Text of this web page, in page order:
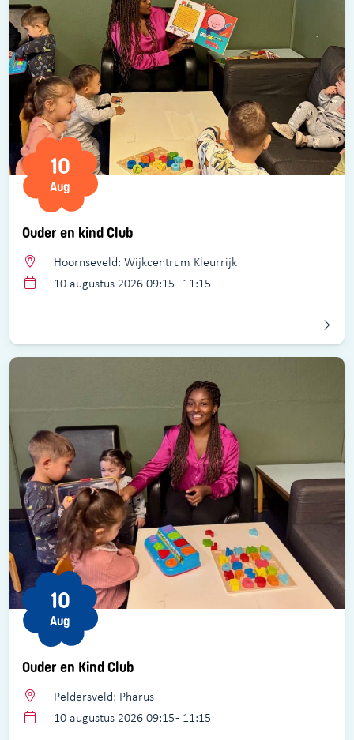
Ouder en kind Club
10
Aug
Hoornseveld: Wijkcentrum Kleurrijk
10 augustus 2026 09:15 - 11:15
Ouder en Kind Club
10
Aug
Peldersveld: Pharus
10 augustus 2026 09:15 - 11:15